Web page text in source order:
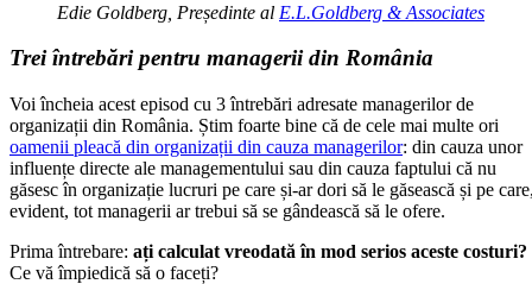
Edie Goldberg, Președinte al E.L.Goldberg & Associates
Trei întrebări pentru managerii din România
Voi încheia acest episod cu 3 întrebări adresate managerilor de
organizații din România. Știm foarte bine că de cele mai multe ori
oamenii pleacă din organizații din cauza managerilor: din cauza unor
influențe directe ale managementului sau din cauza faptului că nu
găsesc în organizație lucruri pe care și-ar dori să le găsească și pe
evident, tot managerii ar trebui să se gândească să le ofere.
Prima întrebare: ați calculat vreodată în mod serios aceste costuri?
Ce vă împiedică să o faceți?